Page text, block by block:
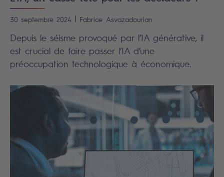
30 septembre 2024 | Fabrice Asvazadourian
Depuis le séisme provoqué par l’IA générative, il
est crucial de faire passer l’IA d’une
préoccupation technologique à économique.